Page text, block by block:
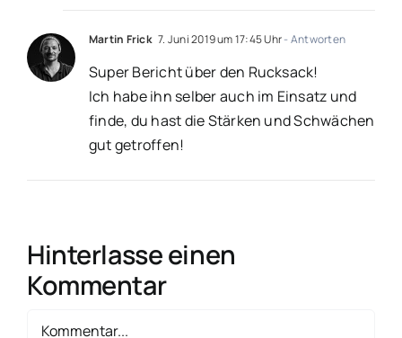
Martin Frick 7. Juni 2019 um 17:45 Uhr- Antworten
Super Bericht über den Rucksack!
Ich habe ihn selber auch im Einsatz und
finde, du hast die Stärken und Schwächen
gut getroffen!
Hinterlasse einen
Kommentar